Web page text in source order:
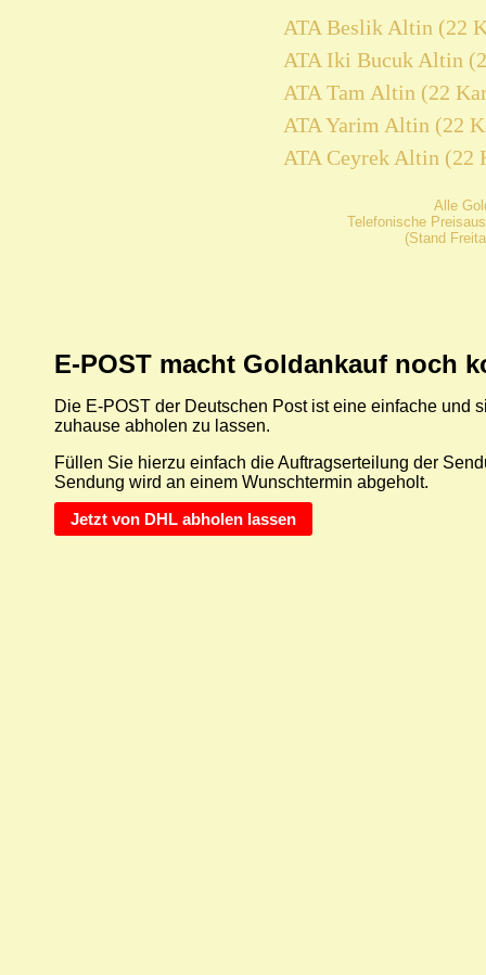
ATA Beslik Altin (22
ATA Iki Bucuk Altin
ATA Tam Altin (22
ATA Yarim Altin (22
ATA Ceyrek Altin (22
Alle
Telefonische
(Stand
E-POST macht Goldankauf noch
Die E-POST der Deutschen Post ist eine einfache und
zuhause abholen zu lassen.
Füllen Sie hierzu einfach die Auftragserteilung der
Sendung wird an einem Wunschtermin abgeholt.
Jetzt von DHL abholen lassen